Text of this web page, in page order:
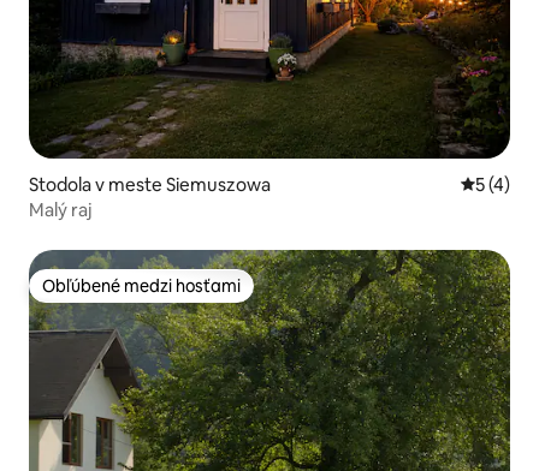
Stodola v meste Siemuszowa
5 (4)
Malý raj
Obľúbené medzi hosťami
Obľúbené medzi hosťami